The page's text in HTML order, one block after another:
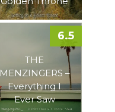
THE
MENZINGERS –
Everything I
Ever Saw
6.5